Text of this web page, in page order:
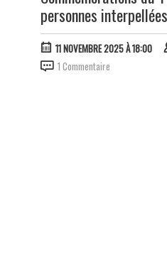
personnes
11 NOVEMBRE 2025 À 18:00
1 Commentaire